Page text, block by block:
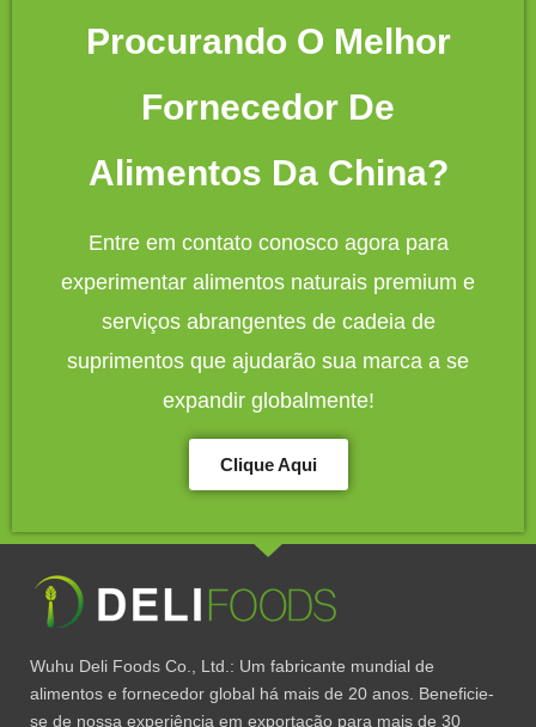
Procurando O Melhor
Fornecedor De
Alimentos Da China?
Entre em contato conosco agora para
experimentar alimentos naturais premium e
serviços abrangentes de cadeia de
suprimentos que ajudarão sua marca a se
expandir globalmente!
Clique Aqui
Wuhu Deli Foods Co., Ltd.: Um fabricante mundial de
alimentos e fornecedor global há mais de 20 anos. Beneficie-
se de nossa experiência em exportação para mais de 30